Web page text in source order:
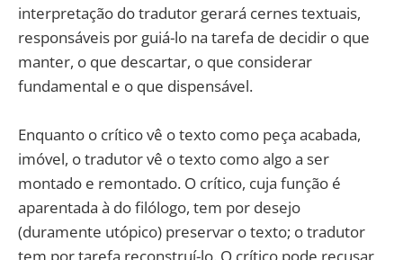
interpretação do tradutor gerará cernes textuais,
responsáveis por guiá-lo na tarefa de decidir o que
manter, o que descartar, o que considerar
fundamental e o que dispensável.
Enquanto o crítico vê o texto como peça acabada,
imóvel, o tradutor vê o texto como algo a ser
montado e remontado. O crítico, cuja função é
aparentada à do filólogo, tem por desejo
(duramente utópico) preservar o texto; o tradutor